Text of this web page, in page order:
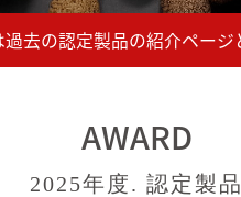
AWARD
2025年度. 認定製品